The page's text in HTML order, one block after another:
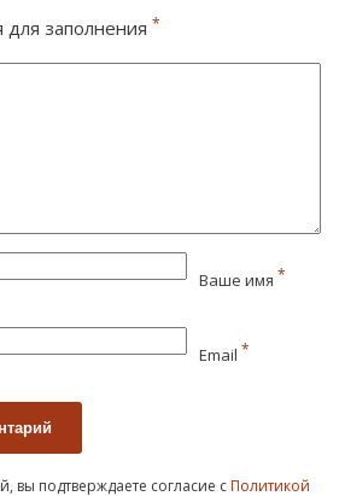
заполнения *
Ваше имя *
Email *
вы подтверждаете согласие с Политикой